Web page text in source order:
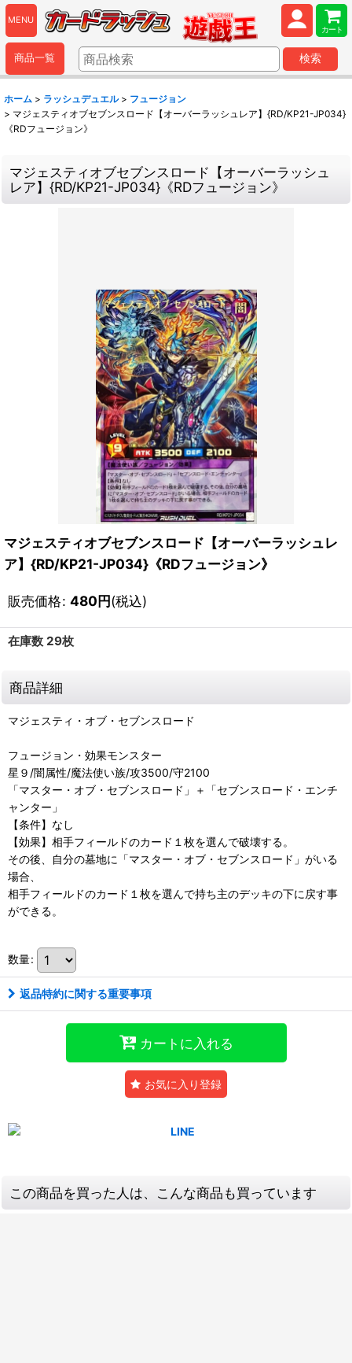
MENU
カート
商品一覧 検索
ホーム > ラッシュデュエル > フュージョン
> マジェスティオブセブンスロード【オーバーラッシュレア】{RD/KP21-JP034}
《RDフュージョン》
マジェスティオブセブンスロード【オーバーラッシュ
レア】{RD/KP21-JP034}《RDフュージョン》
マジェスティオブセブンスロード【オーバーラッシュレ
ア】{RD/KP21-JP034}《RDフュージョン》
販売価格: 480円(税込)
在庫数 29枚
商品詳細
マジェスティ・オブ・セブンスロード
フュージョン・効果モンスター
星９/闇属性/魔法使い族/攻3500/守2100
「マスター・オブ・セブンスロード」＋「セブンスロード・エンチ
ャンター」
【条件】なし
【効果】相手フィールドのカード１枚を選んで破壊する。
その後、自分の墓地に「マスター・オブ・セブンスロード」がいる
場合、
相手フィールドのカード１枚を選んで持ち主のデッキの下に戻す事
ができる。
数量:
返品特約に関する重要事項
カートに入れる
お気に入り登録
この商品を買った人は、こんな商品も買っています